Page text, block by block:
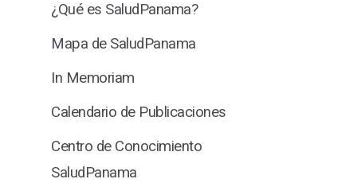
¿Qué es SaludPanama?
Mapa de SaludPanama
In Memoriam
Calendario de Publicaciones
Centro de Conocimiento
SaludPanama